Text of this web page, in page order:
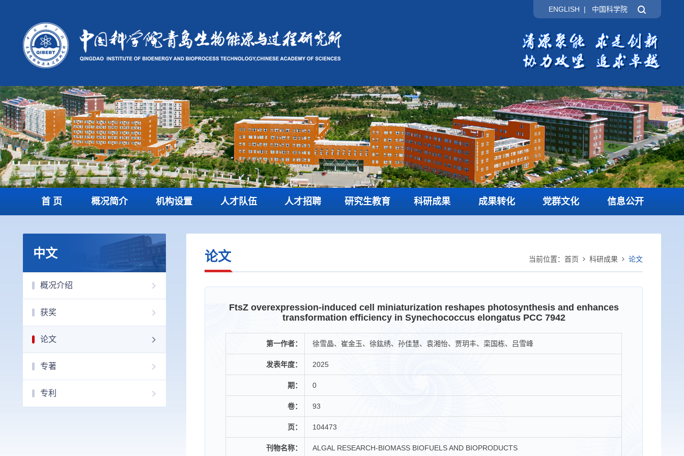
ENGLISH | 中国科学院
首 页 概况简介 机构设置 人才队伍 人才招聘 研究生教育 科研成果 成果转化 党群文化 信息公开
中文
概况介绍
获奖
论文
专著
专利
当前位置： 首页 科研成果 论文
论文
FtsZ overexpression-induced cell miniaturization reshapes photosynthesis and enhances
transformation efficiency in Synechococcus elongatus PCC 7942
第一作者： 徐雪晶、崔金玉、徐鈜绣、孙佳慧、袁湘怡、贾玥丰、栾国栋、吕雪峰
发表年度： 2025
期： 0
卷： 93
页： 104473
刊物名称： ALGAL RESEARCH-BIOMASS BIOFUELS AND BIOPRODUCTS